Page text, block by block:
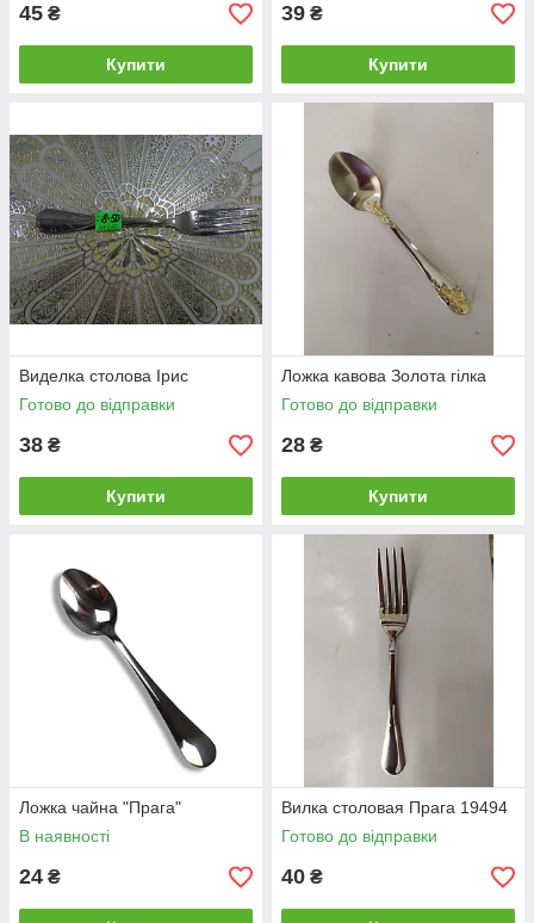
45 ₴
Купити
39 ₴
Купити
Виделка столова Ірис
Готово до відправки
38 ₴
Купити
Ложка кавова Золота гілка
Готово до відправки
28 ₴
Купити
Ложка чайна "Прага"
В наявності
24 ₴
Вилка столовая Прага 19494
Готово до відправки
40 ₴